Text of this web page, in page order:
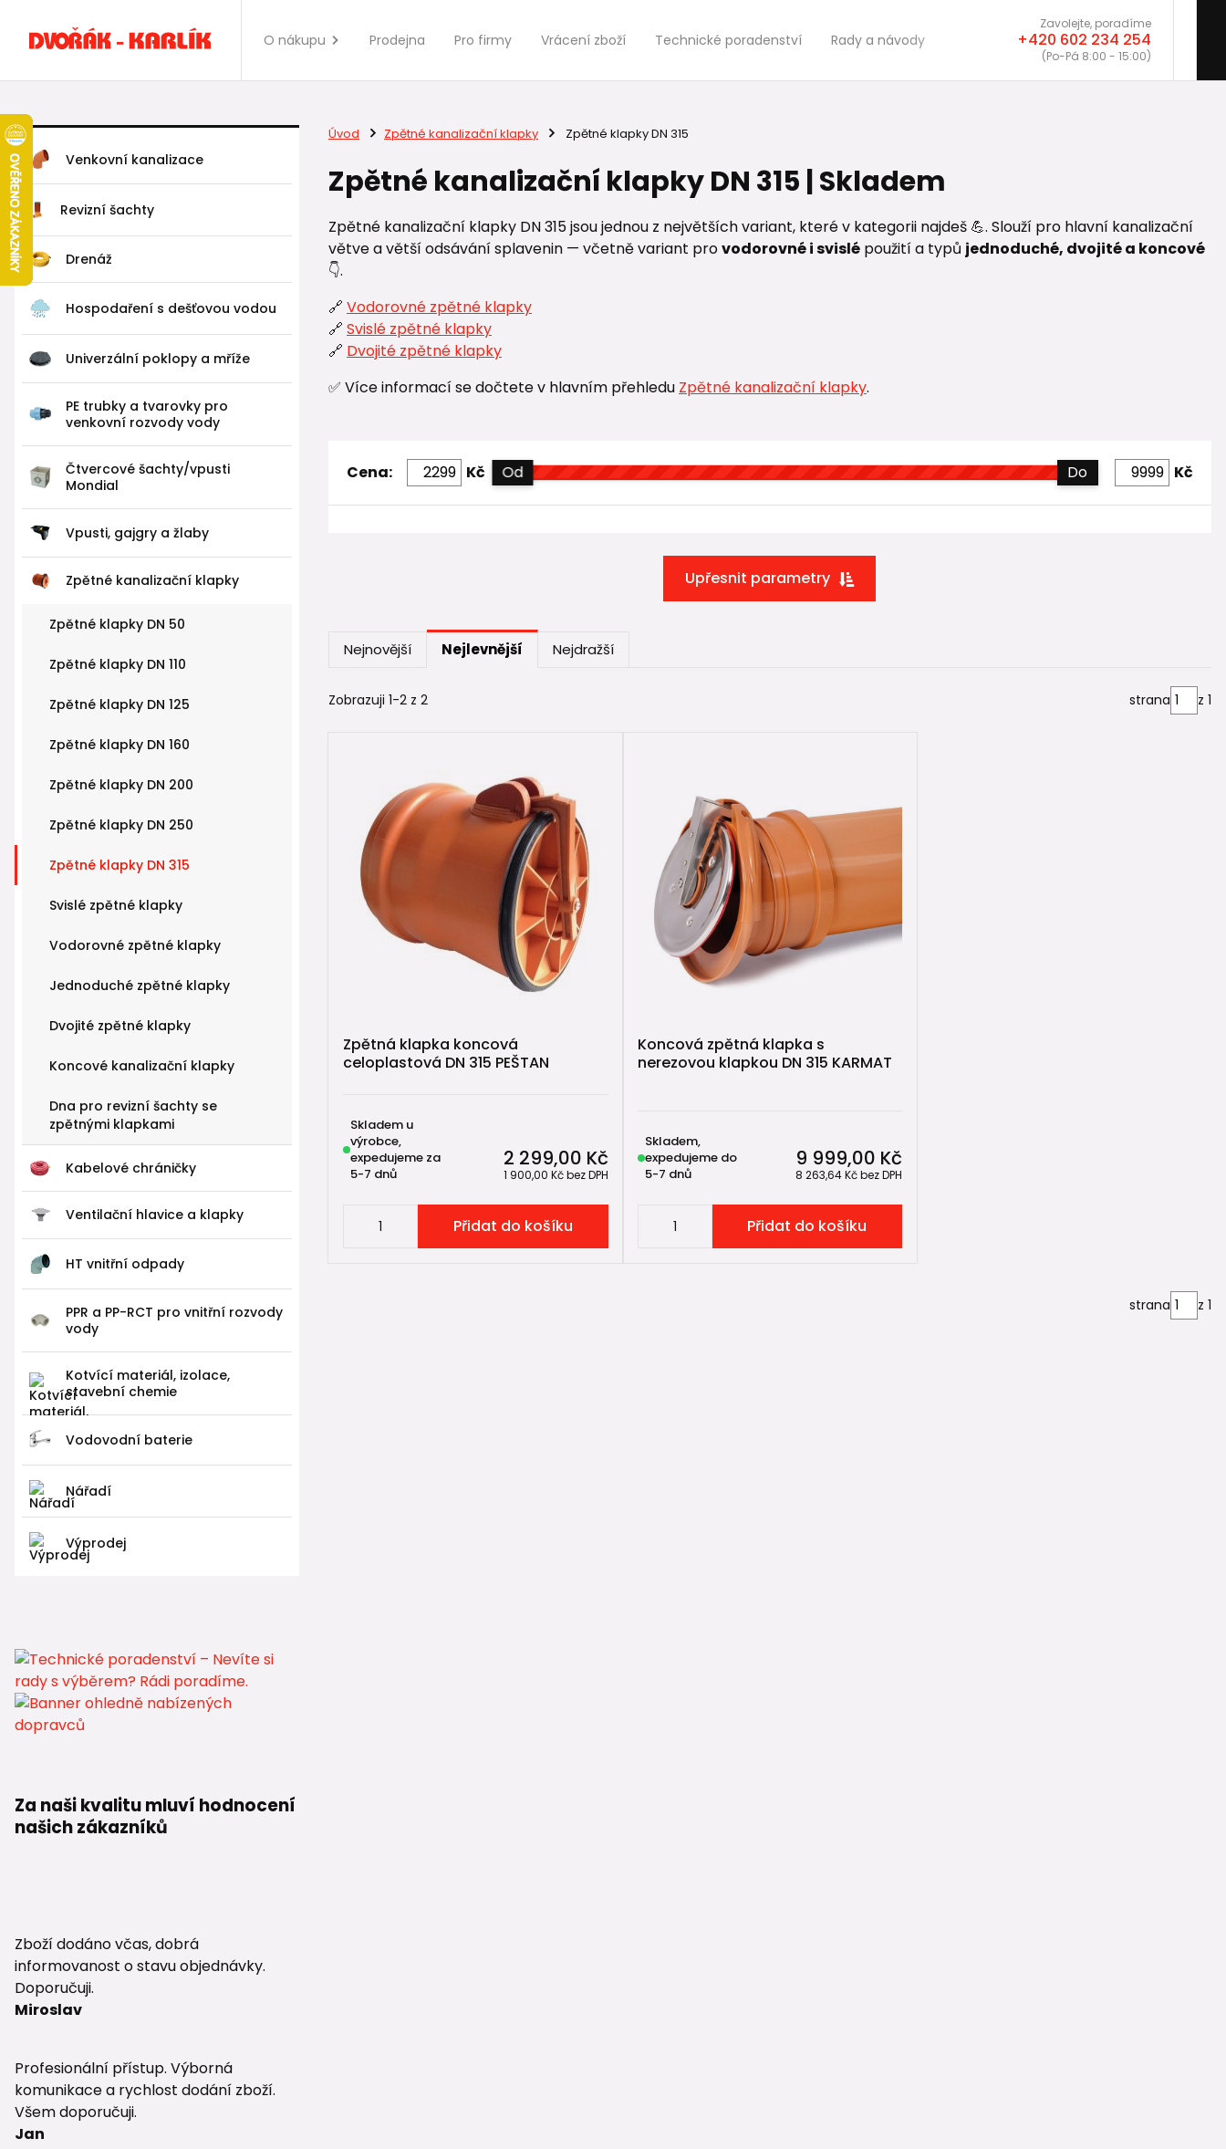
O nákupu Prodejna Pro firmy Vrácení zboží Technické poradenství Rady a návody
Zavolejte, poradíme
+420 602 234 254
(Po-Pá 8:00 - 15:00)
Venkovní kanalizace
Revizní šachty
Drenáž
Hospodaření s dešťovou vodou
Univerzální poklopy a mříže
PE trubky a tvarovky pro
venkovní rozvody vody
Čtvercové šachty/vpusti
Mondial
Vpusti, gajgry a žlaby
Zpětné kanalizační klapky
Zpětné klapky DN 50
Zpětné klapky DN 110
Zpětné klapky DN 125
Zpětné klapky DN 160
Zpětné klapky DN 200
Zpětné klapky DN 250
Zpětné klapky DN 315
Svislé zpětné klapky
Vodorovné zpětné klapky
Jednoduché zpětné klapky
Dvojité zpětné klapky
Koncové kanalizační klapky
Dna pro revizní šachty se
zpětnými klapkami
Kabelové chráničky
Ventilační hlavice a klapky
HT vnitřní odpady
PPR a PP-RCT pro vnitřní rozvody
vody
Kotvící materiál, izolace,
stavební chemie
Vodovodní baterie
Nářadí
Výprodej
Za naši kvalitu mluví hodnocení
našich zákazníků
Zboží dodáno včas, dobrá
informovanost o stavu objednávky.
Doporučuji.
Miroslav
Profesionální přístup. Výborná
komunikace a rychlost dodání zboží.
Všem doporučuji.
Jan
Úvod Zpětné kanalizační klapky Zpětné klapky DN 315
Zpětné kanalizační klapky DN 315 | Skladem
Zpětné kanalizační klapky DN 315 jsou jednou z největších variant, které v kategorii najdeš 💪. Slouží pro hlavní kanalizační
větve a větší odsávání splavenin — včetně variant provodorovné i svislépoužití a typů jednoduché, dvojité a koncové
👇.
🔗 Vodorovné zpětné klapky
🔗 Svislé zpětné klapky
🔗 Dvojité zpětné klapky
✅ Více informací se dočtete v hlavním přehledu Zpětné kanalizační klapky.
Upřesnit parametry
Cena: Kč Od Do Kč
Nejnovější Nejlevnější Nejdražší
Zobrazuji 1-2 z 2 strana z 1
Zpětná klapka koncová
celoplastová DN 315 PEŠTAN
2 299,00 Kč
1 900,00 Kčbez DPH
Skladem u
výrobce,
expedujeme za
5-7 dnů
Přidat do košíku
Koncová zpětná klapka s
nerezovou klapkou DN 315 KARMAT
9 999,00 Kč
8 263,64 Kčbez DPH
Skladem,
expedujeme do
5-7 dnů
Přidat do košíku
strana z 1